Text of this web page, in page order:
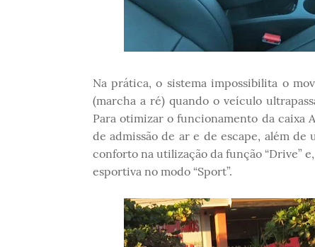
Na prática, o sistema impossibilita o
(marcha a ré) quando o veículo
Para otimizar o funcionamento da caixa
de admissão de ar e de escape, além
conforto na utilização da função “Drive”
esportiva no modo “Sport”.